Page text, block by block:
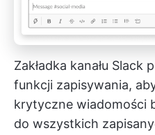
Zakładka kanału Slack
funkcji zapisywania,
krytyczne wiadomości
do wszystkich